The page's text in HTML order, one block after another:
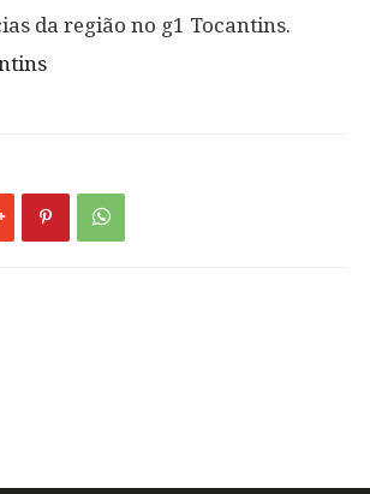
da região no g1 Tocantins.